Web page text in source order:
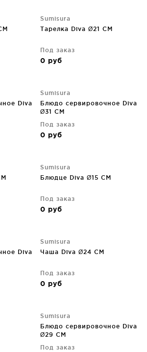
Sumisura
Тарелка Diva Ø21 CM
Под заказ
0 руб
Diva
Sumisura
Блюдо сервировочное Diva
Ø31 CM
Под заказ
0 руб
Sumisura
Блюдце Diva Ø15 CM
Под заказ
0 руб
Diva
Sumisura
Чаша Diva Ø24 CM
Под заказ
0 руб
Sumisura
Блюдо сервировочное Diva
Ø29 CM
Под заказ